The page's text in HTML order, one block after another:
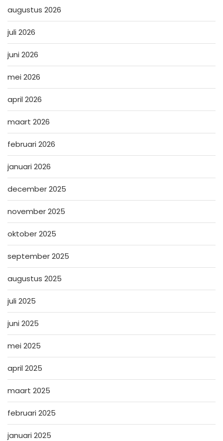
augustus 2026
juli 2026
juni 2026
mei 2026
april 2026
maart 2026
februari 2026
januari 2026
december 2025
november 2025
oktober 2025
september 2025
augustus 2025
juli 2025
juni 2025
mei 2025
april 2025
maart 2025
februari 2025
januari 2025